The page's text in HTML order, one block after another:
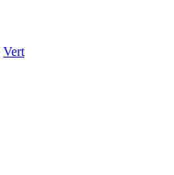
Vert